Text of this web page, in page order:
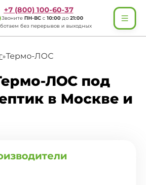
+7 (800) 100-60-37
Звоните ПН-ВС с 10:00 до 21:00
без перерывов и выходных
»Термо-ЛОС
ЛОС под
в Москве и